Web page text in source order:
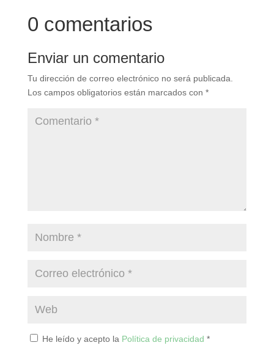
0 comentarios
Enviar un comentario
Tu dirección de correo electrónico no será publicada.
Los campos obligatorios están marcados con *
He leído y acepto la Política de privacidad *